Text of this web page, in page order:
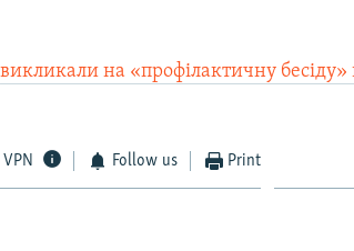
викликали на «профілактичну бесіду»
Follow us Print